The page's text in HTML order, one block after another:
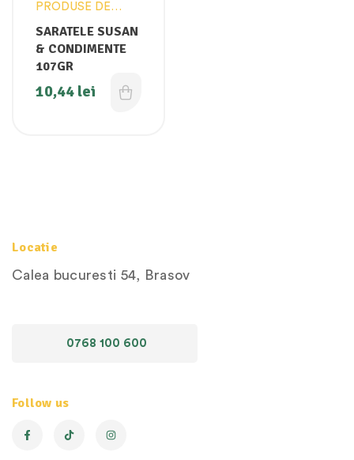
PRODUSE DE
PANIFICATIE
SARATELE SUSAN
& CONDIMENTE
107GR
10,44 lei
Locatie
Calea bucuresti 54, Brasov
0768 100 600
Follow us